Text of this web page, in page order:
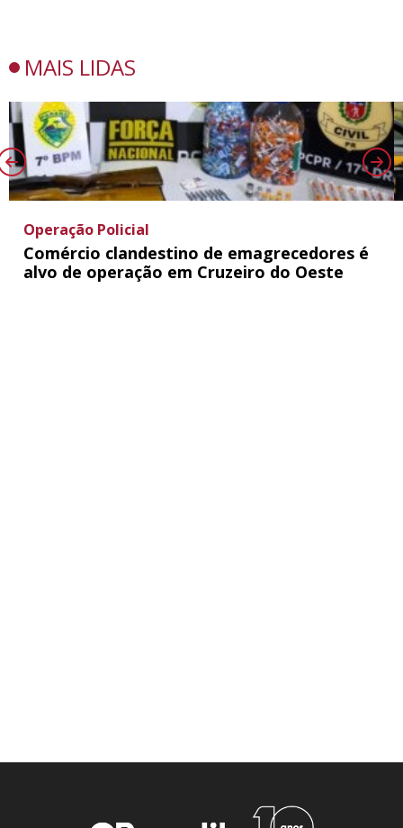
MAIS LIDAS
Operação Policial
Comércio clandestino de emagrecedores é
alvo de operação em Cruzeiro do Oeste